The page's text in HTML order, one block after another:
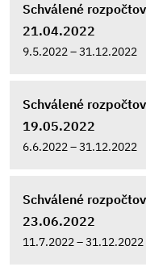
Schválené
21.04.2022
9.5.2022 – 31.12.2022
Schválené
19.05.2022
6.6.2022 – 31.12.2022
Schválené
23.06.2022
11.7.2022 – 31.12.2022